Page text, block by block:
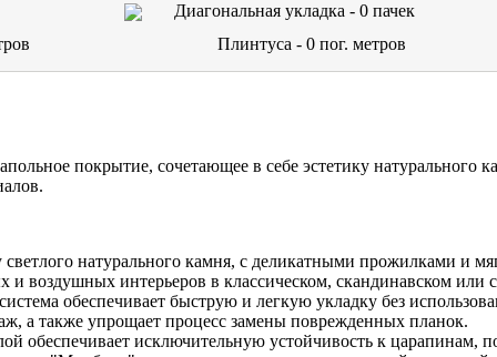
Диагональная укладка - 0 пачек
Плинтуса -0пог. метров
покрытие, сочетающее в себе эстетику натурального
светлого натурального камня, с деликатными прожилками и
и воздушных интерьеров в классическом, скандинавском или
обеспечивает быструю и легкую укладку без
а также упрощает процесс замены поврежденных планок.
обеспечивает исключительную устойчивость к царапинам,